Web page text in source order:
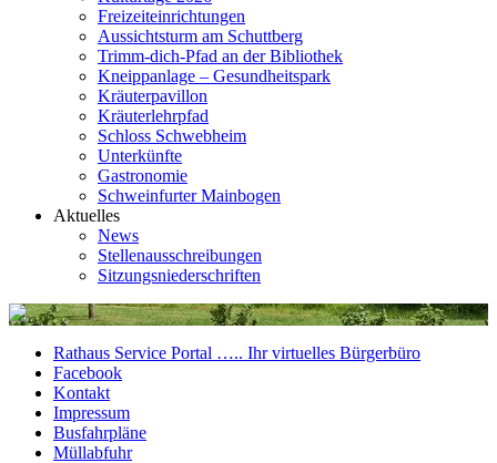
Freizeiteinrichtungen
Aussichtsturm am Schuttberg
Trimm-dich-Pfad an der Bibliothek
Kneippanlage – Gesundheitspark
Kräuterpavillon
Kräuterlehrpfad
Schloss Schwebheim
Unterkünfte
Gastronomie
Schweinfurter Mainbogen
Aktuelles
News
Stellenausschreibungen
Sitzungsniederschriften
Rathaus Service Portal ….. Ihr virtuelles Bürgerbüro
Facebook
Kontakt
Impressum
Busfahrpläne
Müllabfuhr